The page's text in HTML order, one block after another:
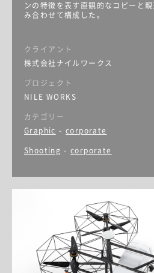
ンの特徴を表す直観的なコピーと
み合わせて構成した。
クライアント
株式会社ナイルワークス
プロジェクト
NILE WORKS
カテゴリー
Graphic - corporate
Shooting - corporate